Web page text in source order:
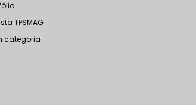
TPSMAG
categoria